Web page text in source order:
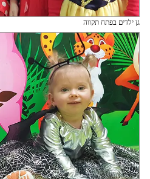
גן ילדים בפתח תקווה